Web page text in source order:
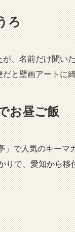
ろ
、名前だけ聞い
と壁画アートに
お昼ご飯
で人気のキーマ
りで、愛知から